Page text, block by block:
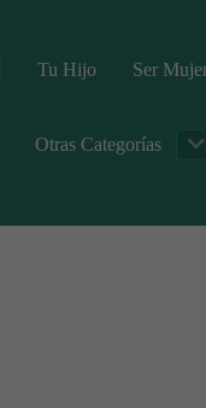
Tu Hijo Ser
Otras Categorías